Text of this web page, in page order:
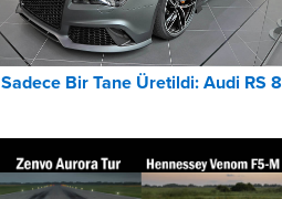
Sadece Bir Tane Üretildi: Audi RS 8